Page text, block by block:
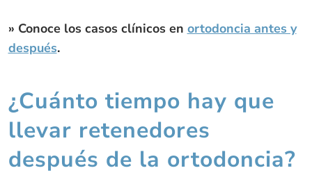
» Conoce los casos clínicos en ortodoncia antes y
después.
¿Cuánto tiempo hay que
llevar retenedores
después de la ortodoncia?